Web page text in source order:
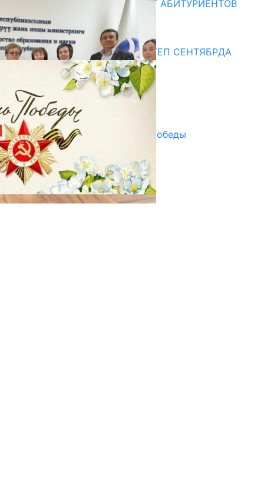
ОБРАЗОВАНИЯ ПРИГЛАШАЕТ АБИТУРИЕНТОВ
10.07.2026
Медиа
СУЗАКТА 750 ОРУНДУУ МЕКТЕП СЕНТЯБРДА
ПАЙДАЛАНУУГА БЕРИЛЕТ
07.08.2025
Улуу Жеңиштин жандуу сөзү
29.04.2025
Награды в преддверии Дня Победы
29.04.2025